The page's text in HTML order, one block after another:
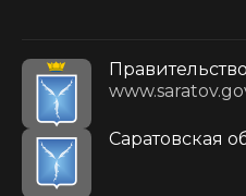
Саратовская